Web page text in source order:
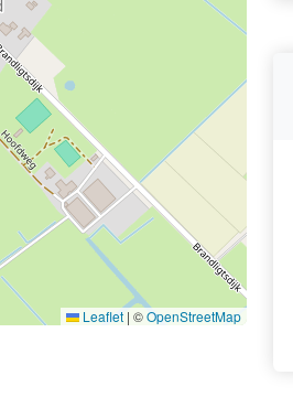
Leaflet | ©OpenStreetMap